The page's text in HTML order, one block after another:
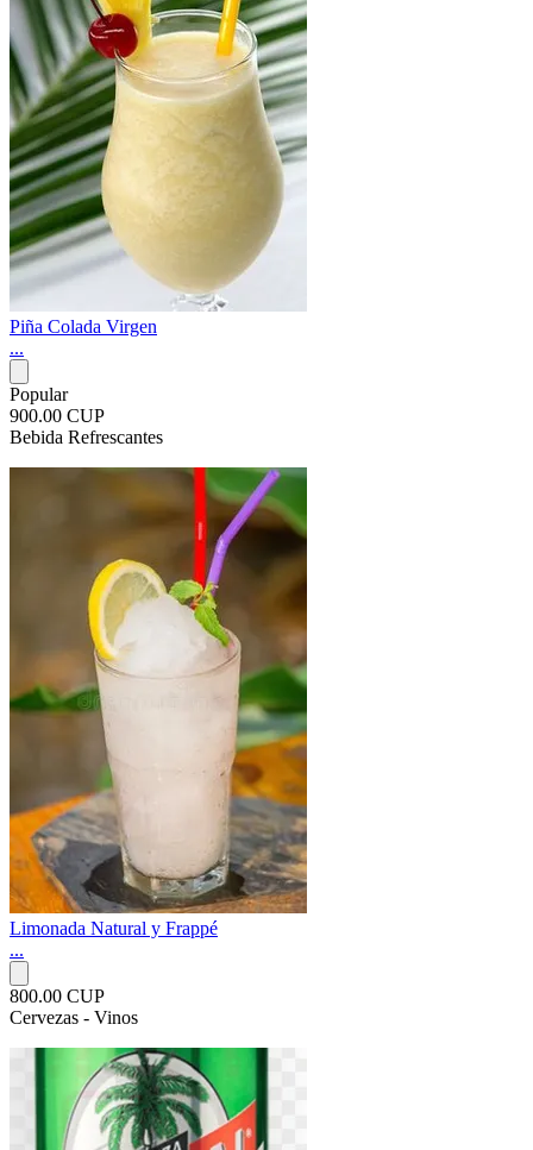
Piña Colada Virgen
...
Popular
900.00 CUP
Bebida Refrescantes
Limonada Natural y Frappé
...
800.00 CUP
Cervezas - Vinos